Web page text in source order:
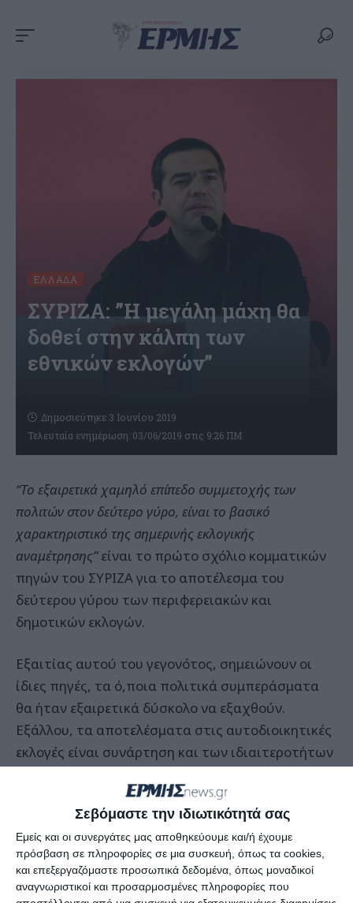
Σεβόμαστε την ιδιωτικότητά σας
Εμείς και οι συνεργάτες μας αποθηκεύουμε και/ή έχουμε
πρόσβαση σε πληροφορίες σε μια συσκευή, όπως τα cookies,
και επεξεργαζόμαστε προσωπικά δεδομένα, όπως μοναδικοί
αναγνωριστικοί και προσαρμοσμένες πληροφορίες που
ΕΛΛΆΔΑ
ΣΥΡΙΖΑ: ”Η μεγάλη μάχη θα
δοθεί στην κάλπη των
εθνικών εκλογών”
Τελευταία ενημέρωση: 03/06/2019 στις 9:26 ΠΜ
Δημοσιεύτηκε 3 Ιουνίου 2019
“Το εξαιρετικά χαμηλό επίπεδο συμμετοχής των
πολιτών στον δεύτερο γύρο, είναι το βασικό
χαρακτηριστικό της σημερινής εκλογικής
αναμέτρησης”είναι το πρώτο σχόλιο κομματικών
πηγών του ΣΥΡΙΖΑ για το αποτέλεσμα του
δεύτερου γύρου των περιφερειακών και
δημοτικών εκλογών.
Εξαιτίας αυτού του γεγονότος, σημειώνουν οι
ίδιες πηγές, τα ό,ποια πολιτικά συμπεράσματα
θα ήταν εξαιρετικά δύσκολο να εξαχθούν.
Εξάλλου, τα αποτελέσματα στις αυτοδιοικητικές
εκλογές είναι συνάρτηση και των ιδιαιτεροτήτων
ευθύγραμμα την πολιτική επιρροή κάθε
κόμματος, όπως έδειξαν και οι εκλογές του 2014.
Σημειώνουν ακόμη ότι στην περιφέρεια Αττικής
και την Αθήνα οι υποψήφιοι που στήριξε ο ΣΥΡΙΖΑ